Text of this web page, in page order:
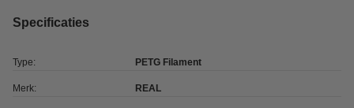
Specificaties
Type: PETG Filament
Merk: REAL